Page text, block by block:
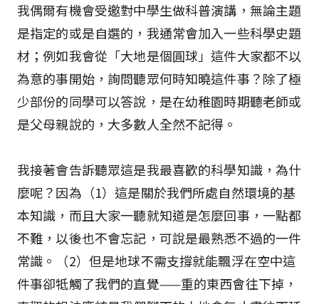
我偶爾有機會受邀對中學生做科普演講，無論主題
是指定的或是自選的，我通常會加入一些科學史題
材；例如我會從「大地是個圓球」這件大家都不以
為意的事開始，詢問聽眾何時知曉這件事？除了極
少部份的同學可以答說，是在幼稚園時期聽老師或
是父母親說的，大多數人全然不記得。
我接著會告訴聽眾這是我最喜歡的科學知識，為什
麼呢？因為（1）這是關於我們所處自然環境的基
本知識，而且大家一聽就知道是怎麼回事，一點都
不難，以後也不會忘記，可說是最熟悉不過的一件
常識。（2）但是地球不需支撐就能飄浮在空中這
件事卻牴觸了我們的直覺——重的東西會往下掉，